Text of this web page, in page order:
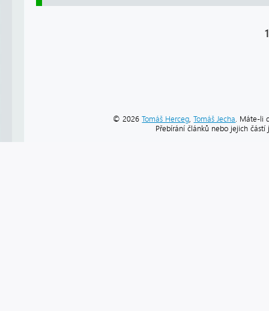
1
© 2026Tomáš Herceg ,Tomáš Jecha . Máte-li
Přebírání článků nebo jejich